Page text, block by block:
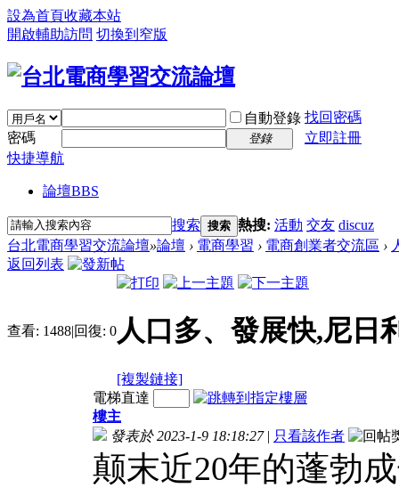
設為首頁收藏本站
開啟輔助訪問 切換到窄版
自動登錄 找回密碼
密碼
登錄
立即註冊
快捷導航
論壇BBS
搜索 搜索 熱搜: 活動 交友 discuz
台北電商學習交流論壇»論壇 › 電商學習 › 電商創業者交流區 ›
返回列表
查看: 1488|回復: 0人口多、發展快,尼日
[複製鏈接]
電梯直達
樓主
發表於 2023-1-9 18:18:27 | 只看該作者
颠末近20年的蓬勃